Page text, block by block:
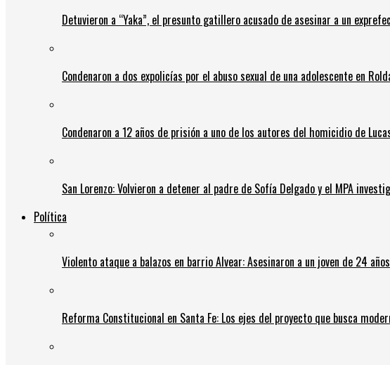
Detuvieron a “Yaka”, el presunto gatillero acusado de asesinar a un
Condenaron a dos expolicías por el abuso sexual de una adolescente en
Condenaron a 12 años de prisión a uno de los autores del homicidio de
San Lorenzo: Volvieron a detener al padre de Sofía Delgado y el MPA
Política
Violento ataque a balazos en barrio Alvear: Asesinaron a un joven de 24
Reforma Constitucional en Santa Fe: Los ejes del proyecto que busca